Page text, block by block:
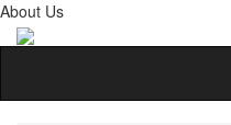
About Us